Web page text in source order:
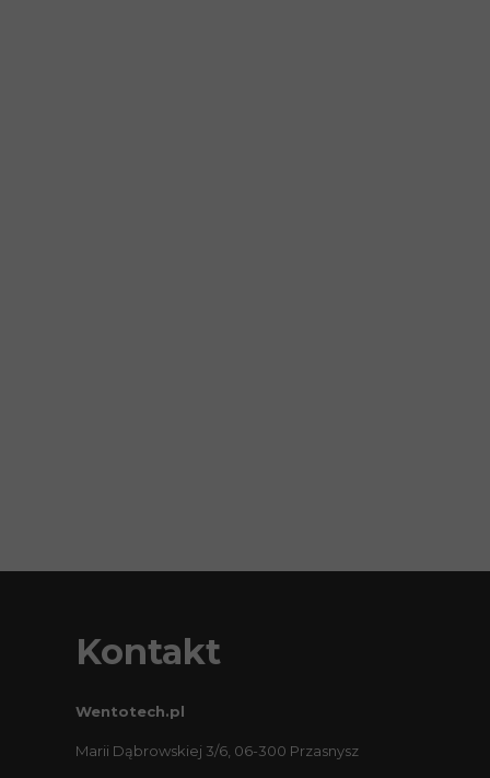
Kontakt
Wentotech.pl
Marii Dąbrowskiej 3/6, 06-300 Przasnysz